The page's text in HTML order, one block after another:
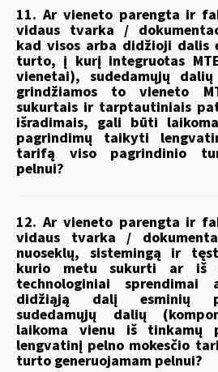
11. Ar vieneto parengta ir
vidaus tvarka /
kad visos arba didžioji dalis
turto, į kurį integruotas
vienetai), sudedamųjų
grindžiamos to vieneto
sukurtais ir tarptautiniais
išradimais, gali būti
pagrindimų taikyti
tarifą viso pagrindinio
pelnui?
12. Ar vieneto parengta ir
vidaus tvarka /
nuoseklų, sistemingą ir
kurio metu sukurti ar iš
technologiniai sprendimai
didžiąją dalį esminių
sudedamųjų dalių
laikoma vienu iš tinkamų
lengvatinį pelno mokesčio
turto generuojamam pelnui?